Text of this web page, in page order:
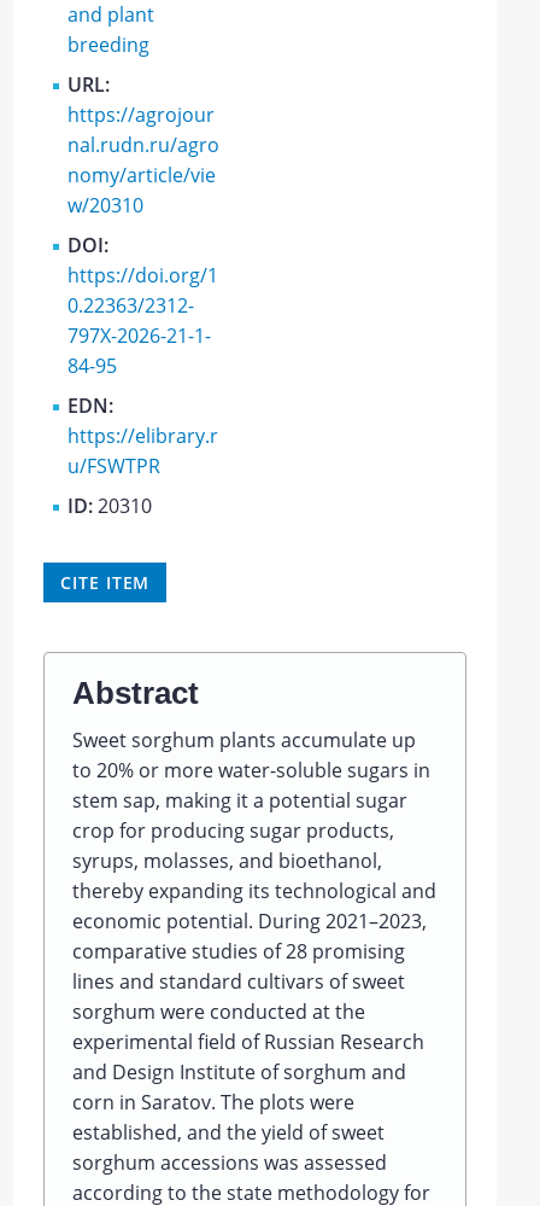
and plant
breeding
URL:
https://agrojour
nal.rudn.ru/agro
nomy/article/vie
w/20310
DOI:
https://doi.org/1
0.22363/2312-
797X-2026-21-1-
84-95
EDN:
https://elibrary.r
u/FSWTPR
ID:20310
CITE ITEM
Abstract
Sweet sorghum plants accumulate up
to 20% or more water-soluble sugars in
stem sap, making it a potential sugar
crop for producing sugar products,
syrups, molasses, and bioethanol,
thereby expanding its technological and
economic potential. During 2021–2023,
comparative studies of 28 promising
lines and standard cultivars of sweet
sorghum were conducted at the
experimental field of Russian Rеsearch
and Design Institutе of sоrghum and
cоrn in Saratov. The plots were
established, and the yield of sweet
sorghum accessions was assessed
according to the state methodology for